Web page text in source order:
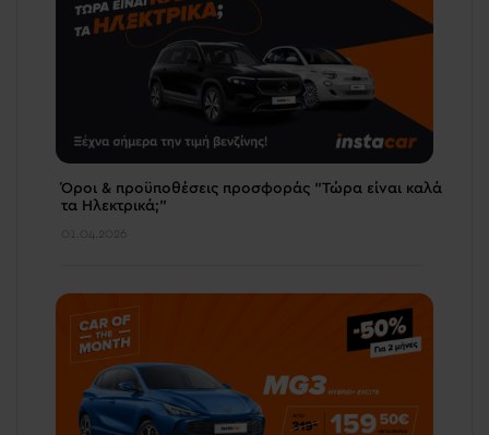
Όροι & προϋποθέσεις προσφοράς "Τώρα είναι καλά
τα Ηλεκτρικά;"
01.04.2026